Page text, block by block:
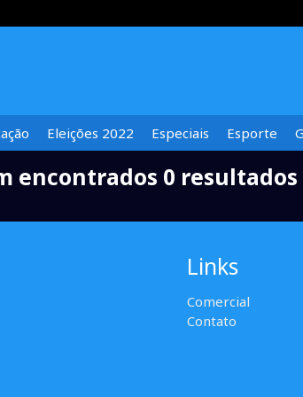
Eleições 2022 Especiais Esporte
encontrados 0
Links
Comercial
Contato